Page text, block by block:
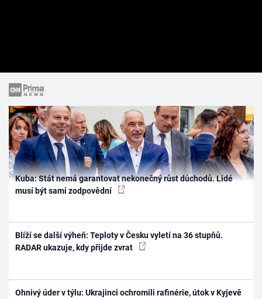
Kuba: Stát nemá garantovat nekonečný růst důchodů. Lidé
musí být sami zodpovědní
Blíží se další výheň: Teploty v Česku vyletí na 36 stupňů.
RADAR ukazuje, kdy přijde zvrat
Ohnivý úder v týlu: Ukrajinci ochromili rafinérie, útok v Kyjevě